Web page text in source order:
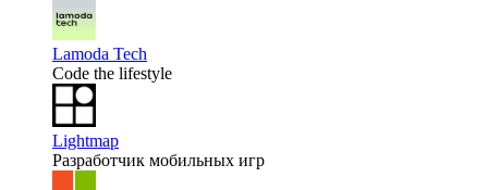
Lamoda Tech
Code the lifestyle
Lightmap
Разработчик мобильных игр